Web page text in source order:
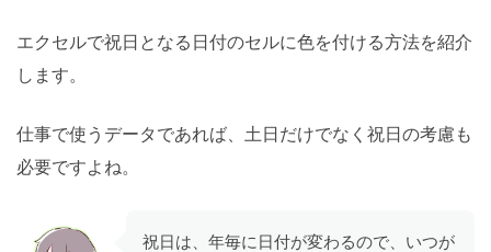
エクセルで祝日となる日付のセルに色を付ける方法を紹介
します。
仕事で使うデータであれば、土日だけでなく祝日の考慮も
必要ですよね。
祝日は、年毎に日付が変わるので、いつが